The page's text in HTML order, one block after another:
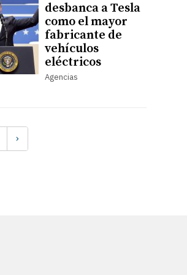
desbanca a Tesla
como el mayor
fabricante de
vehículos
eléctricos
Agencias
›